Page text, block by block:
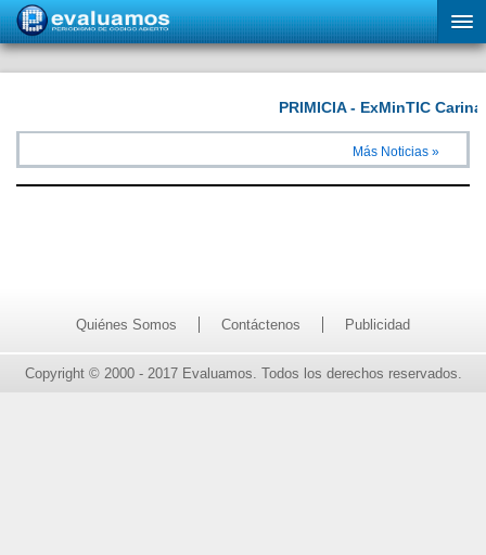
Más Noticias »
Quiénes Somos Contáctenos Publicidad
Copyright © 2000 - 2017 Evaluamos. Todos los derechos reservados.